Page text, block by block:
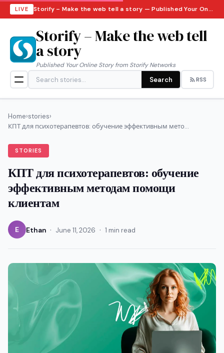
LIVE Storify – Make the web tell a story — Published Your Online Story from Storify Networks · Thursday, August 6, 2026
Storify – Make the web tell
a story
Published Your Online Story from Storify Networks
Search RSS
Home›stories›
КПТ для психотерапевтов: обучение эффективным мето...
STORIES
КПТ для психотерапевтов: обучение
эффективным методам помощи
клиентам
E Ethan · June 11, 2026 · 1 min read